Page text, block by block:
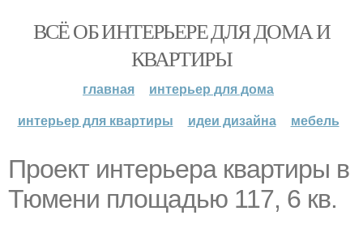
ВСЁ ОБ ИНТЕРЬЕРЕ ДЛЯ ДОМА И
КВАРТИРЫ
главная
интерьер для дома
интерьер для квартиры
идеи дизайна мебель
Проект интерьера квартиры в
Тюмени площадью 117, 6 кв.